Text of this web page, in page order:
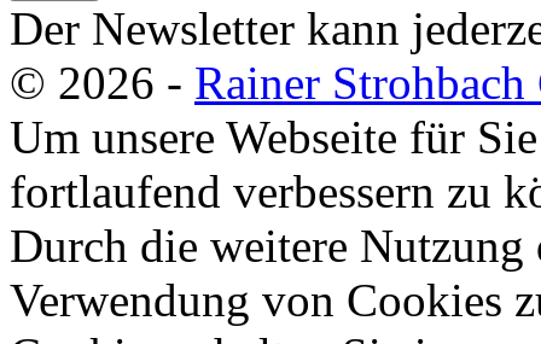
Der Newsletter kann
© 2026 - Rainer
Um unsere Webseite für
fortlaufend verbessern zu
Durch die weitere Nutzung
Verwendung von Cookies